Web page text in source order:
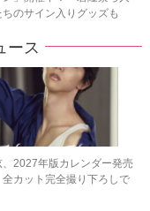
のサイン入りグッズも
ース
、2027年版カレンダー発売
カット完全撮り下ろしで